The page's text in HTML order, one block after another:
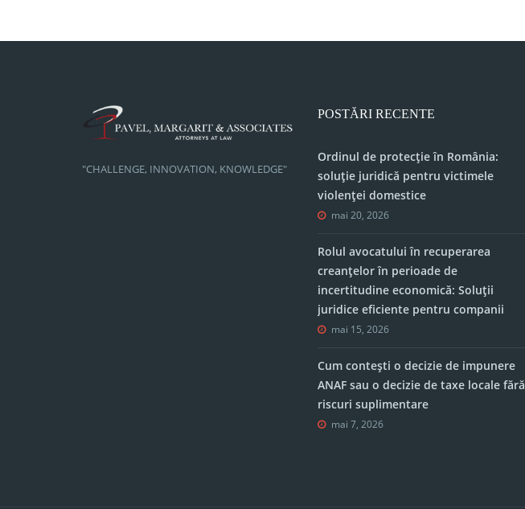
"CHALLENGE, INNOVATION, KNOWLEDGE"
POSTĂRI RECENTE
Ordinul de protecție în România:
soluție juridică pentru victimele
violenței domestice
mai 20, 2026
Rolul avocatului în recuperarea
creanțelor în perioade de
incertitudine economică: Soluții
juridice eficiente pentru companii
mai 15, 2026
Cum contești o decizie de impunere
ANAF sau o decizie de taxe locale fără
riscuri suplimentare
mai 7, 2026